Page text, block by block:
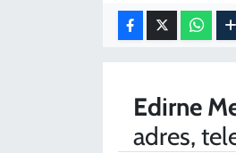
Edirne
adres,